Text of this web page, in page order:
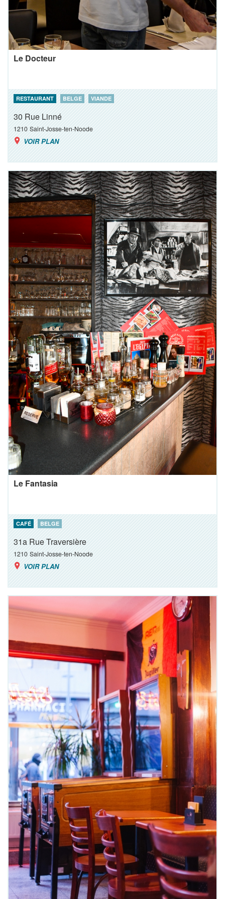
Le Docteur
RESTAURANT BELGE VIANDE
30 Rue Linné
1210 Saint-Josse-ten-Noode
VOIR PLAN
Le Fantasia
CAFÉ BELGE
31a Rue Traversière
1210 Saint-Josse-ten-Noode
VOIR PLAN